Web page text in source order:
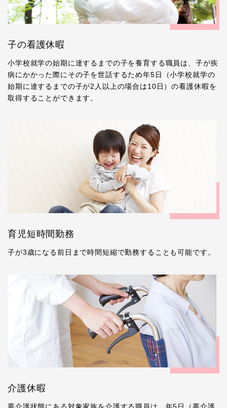
子の看護休暇
小学校就学の始期に達するまでの子を養育する職員は、子が疾
病にかかった際にその子を世話するため年5日（小学校就学の
始期に達するまでの子が2人以上の場合は10日）の看護休暇を
取得することができます。
育児短時間勤務
子が3歳になる前日まで時間短縮で勤務することも可能です。
介護休暇